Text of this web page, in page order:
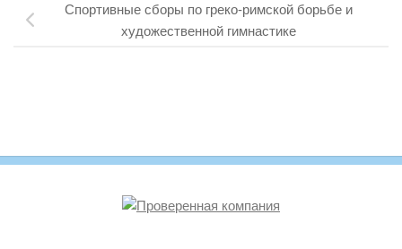
Cпортивные сборы по греко-римской борьбе и
художественной гимнастике